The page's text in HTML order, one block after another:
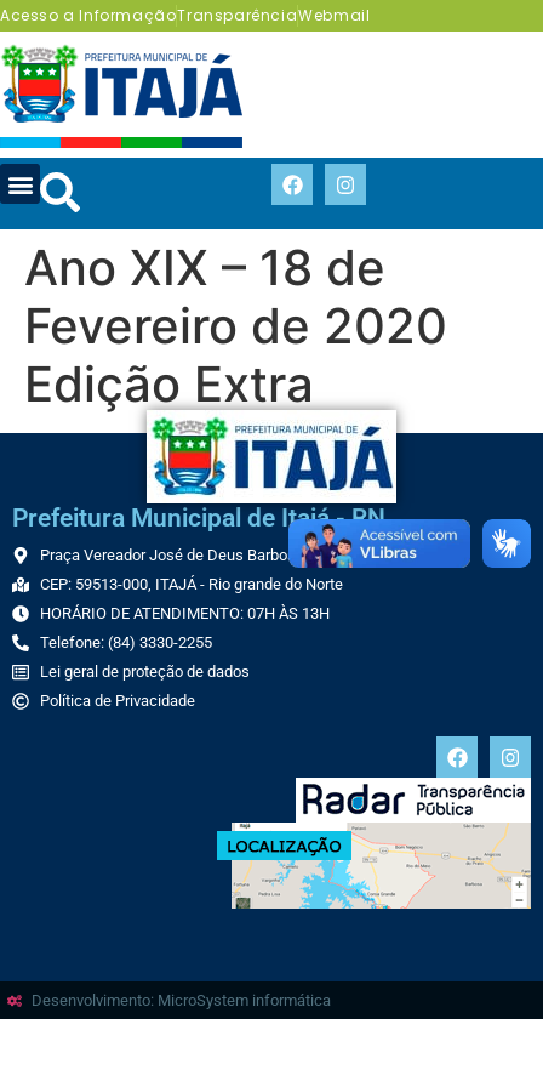
Acesso a InformaçãoTransparênciaWebmail
Ano XIX – 18 de
Fevereiro de 2020
Edição Extra
Prefeitura Municipal de Itajá - RN
Praça Vereador José de Deus Barbosa, 70 CENTRO
CEP: 59513-000, ITAJÁ - Rio grande do Norte
HORÁRIO DE ATENDIMENTO: 07H ÀS 13H
Telefone: (84) 3330-2255
Lei geral de proteção de dados
Política de Privacidade
Desenvolvimento: MicroSystem informática